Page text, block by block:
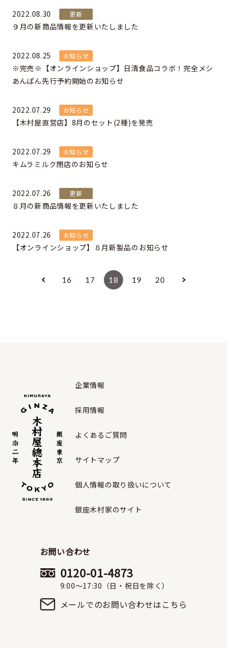
2022.08.30 更新
９月の新商品情報を更新いたしました
2022.08.25 お知らせ
※完売※【オンラインショップ】日清食品コラボ！完全メシ
あんぱん先行予約開始のお知らせ
2022.07.29 お知らせ
【木村屋直営店】8月のセット(2種)を発売
2022.07.29 お知らせ
キムラミルク閉店のお知らせ
2022.07.26 更新
８月の新商品情報を更新いたしました
2022.07.26 お知らせ
【オンラインショップ】８月新製品のお知らせ
16 17 18 19 20
企業情報
採用情報
よくあるご質問
サイトマップ
個人情報の取り扱いについて
銀座木村家のサイト
お問い合わせ
0120-01-4873
9:00〜17:30（日・祝日を除く）
メールでのお問い合わせはこちら